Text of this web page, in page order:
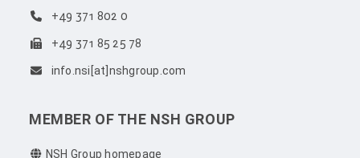
+49 371 802 0
+49 371 85 25 78
info.nsi[at]nshgroup.com
MEMBER OF THE NSH GROUP
NSH Group homepage